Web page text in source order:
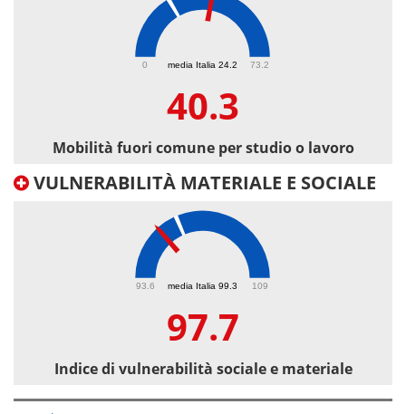
media Italia 24.2
0 73.2
40.3
Mobilità fuori comune per studio o lavoro
VULNERABILITÀ MATERIALE E SOCIALE
media Italia 99.3
93.6 109
97.7
Indice di vulnerabilità sociale e materiale